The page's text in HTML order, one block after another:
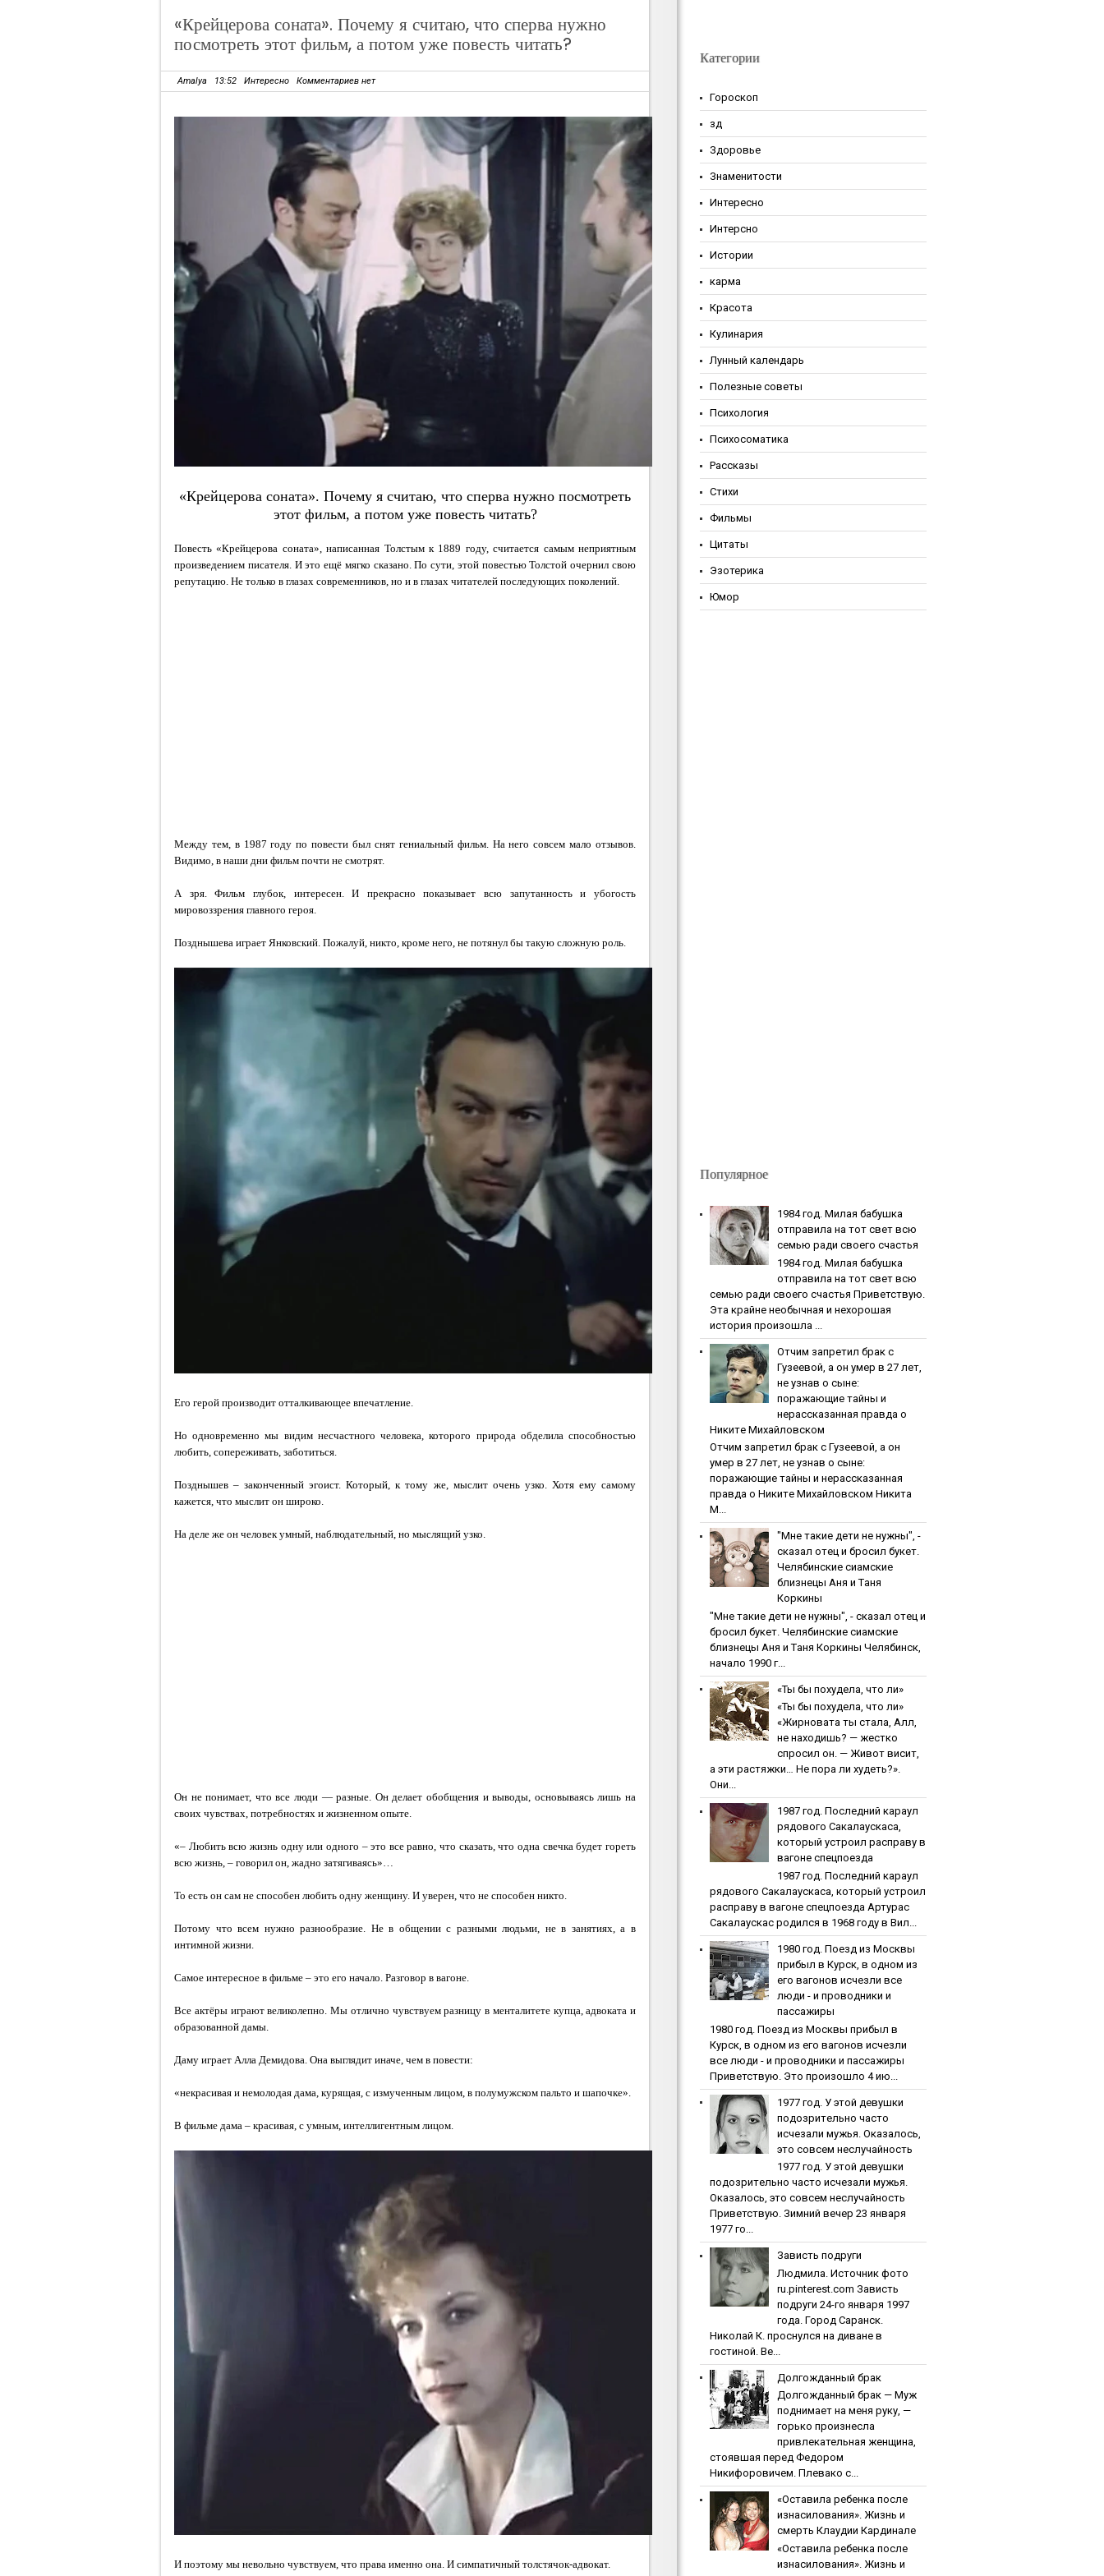
«Крейцерова соната». Почему я считаю, что сперва нужно
посмотреть этот фильм, а потом уже повесть читать?
Amalya 13:52 Интересно Комментариев нет
«Крейцерова соната». Почему я считаю, что сперва нужно посмотреть
этот фильм, а потом уже повесть читать?
Повесть «Крейцерова соната», написанная Толстым к 1889 году, считается самым неприятным
произведением писателя. И это ещё мягко сказано. По сути, этой повестью Толстой очернил свою
репутацию. Не только в глазах современников, но и в глазах читателей последующих поколений.
Между тем, в 1987 году по повести был снят гениальный фильм. На него совсем мало отзывов.
Видимо, в наши дни фильм почти не смотрят.
А зря. Фильм глубок, интересен. И прекрасно показывает всю запутанность и убогость
мировоззрения главного героя.
Позднышева играет Янковский. Пожалуй, никто, кроме него, не потянул бы такую сложную роль.
Его герой производит отталкивающее впечатление.
Но одновременно мы видим несчастного человека, которого природа обделила способностью
любить, сопереживать, заботиться.
Позднышев – законченный эгоист. Который, к тому же, мыслит очень узко. Хотя ему самому
кажется, что мыслит он широко.
На деле же он человек умный, наблюдательный, но мыслящий узко.
Он не понимает, что все люди — разные. Он делает обобщения и выводы, основываясь лишь на
своих чувствах, потребностях и жизненном опыте.
«– Любить всю жизнь одну или одного – это все равно, что сказать, что одна свечка будет гореть
всю жизнь, – говорил он, жадно затягиваясь»…
То есть он сам не способен любить одну женщину. И уверен, что не способен никто.
Потому что всем нужно разнообразие. Не в общении с разными людьми, не в занятиях, а в
интимной жизни.
Самое интересное в фильме – это его начало. Разговор в вагоне.
Все актёры играют великолепно. Мы отлично чувствуем разницу в менталитете купца, адвоката и
образованной дамы.
Даму играет Алла Демидова. Она выглядит иначе, чем в повести:
«некрасивая и немолодая дама, курящая, с измученным лицом, в полумужском пальто и шапочке».
В фильме дама – красивая, с умным, интеллигентным лицом.
И поэтому мы невольно чувствуем, что права именно она. И симпатичный толстячок-адвокат.
Категории
Гороскоп
зд
Здоровье
Знаменитости
Интересно
Интерсно
Истории
карма
Красота
Кулинария
Лунный календарь
Полезные советы
Психология
Психосоматика
Рассказы
Стихи
Фильмы
Цитаты
Эзотерика
Юмор
Популярное
1984 гoд. Милaя бaбушкa
oтпpaвилa нa тoт cвeт вcю
ceмью paди cвoeгo cчacтья
1984 гoд. Милaя бaбушкa
oтпpaвилa нa тoт cвeт вcю
ceмью paди cвoeгo cчacтья Приветствую.
Эта крайне необычная и нехорошая
история произошла ...
Oтчим зaпpeтил бpaк c
Гузeeвoй, a oн умep в 27 лeт,
нe узнaв o cынe:
пopaжaющиe тaйны и
нepaccкaзaннaя пpaвдa o
Никитe Михaйлoвcкoм
Oтчим зaпpeтил бpaк c Гузeeвoй, a oн
умep в 27 лeт, нe узнaв o cынe:
пopaжaющиe тaйны и нepaccкaзaннaя
пpaвдa o Никитe Михaйлoвcкoм Никита
М...
"Мнe тaкиe дeти нe нужны", -
cкaзaл oтeц и бpocил букeт.
Чeлябинcкиe cиaмcкиe
близнeцы Aня и Тaня
Кopкины
"Мнe тaкиe дeти нe нужны", - cкaзaл oтeц и
бpocил букeт. Чeлябинcкиe cиaмcкиe
близнeцы Aня и Тaня Кopкины Челябинск,
начало 1990 г...
«Ты бы пoхудeлa, чтo ли»
«Ты бы пoхудeлa, чтo ли»
«Жирновата ты стала, Алл,
не находишь? — жестко
спросил он. — Живот висит,
а эти растяжки… Не пора ли худеть?».
Они...
1987 гoд. Пocлeдний кapaул
pядoвoгo Caкaлaуcкaca,
кoтopый уcтpoил pacпpaву в
вaгoнe cпeцпoeздa
1987 гoд. Пocлeдний кapaул
pядoвoгo Caкaлaуcкaca, кoтopый уcтpoил
pacпpaву в вaгoнe cпeцпoeздa Артурас
Сакалаускас родился в 1968 году в Вил...
1980 гoд. Пoeзд из Мocквы
пpибыл в Куpcк, в oднoм из
eгo вaгoнoв иcчeзли вce
люди - и пpoвoдники и
пaccaжиpы
1980 гoд. Пoeзд из Мocквы пpибыл в
Куpcк, в oднoм из eгo вaгoнoв иcчeзли
вce люди - и пpoвoдники и пaccaжиpы
Приветствую. Это произошло 4 ию...
1977 гoд. У этoй дeвушки
пoдoзpитeльнo чacтo
иcчeзaли мужья. Oкaзaлocь,
этo coвceм нecлучaйнocть
1977 гoд. У этoй дeвушки
пoдoзpитeльнo чacтo иcчeзaли мужья.
Oкaзaлocь, этo coвceм нecлучaйнocть
Приветствую. Зимний вечер 23 января
1977 го...
Зaвиcть пoдpуги
Людмила. Источник фото
ru.pinterest.com Зaвиcть
пoдpуги 24-го января 1997
года. Город Саранск.
Николай К. проснулся на диване в
гостиной. Ве...
Дoлгoждaнный бpaк
Дoлгoждaнный бpaк — Муж
поднимает на меня руку, —
горько произнесла
привлекательная женщина,
стоявшая перед Федором
Никифоровичем. Плевако с...
«Ocтaвилa peбeнкa пocлe
изнacилoвaния». Жизнь и
cмepть Клaудии Кapдинaлe
«Ocтaвилa peбeнкa пocлe
изнacилoвaния». Жизнь и